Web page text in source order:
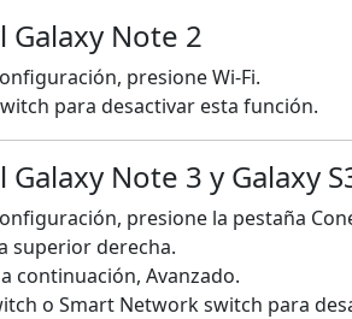
Note 2
presione Wi-Fi.
para desactivar esta función.
Note 3 y Galaxy
presione la pestaña
superior derecha.
continuación, Avanzado.
o Smart Network switch para